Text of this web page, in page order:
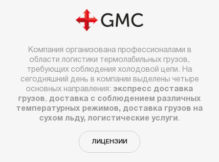
Компания организована профессионалами в
области логистики термолабильных грузов,
требующих соблюдения холодовой цепи. На
сегодняшний день в компании выделены четыре
основных направления: экспресс доставка
грузов, доставка с соблюдением различных
температурных режимов, доставка грузов на
сухом льду, логистические услуги .
ЛИЦЕНЗИИ